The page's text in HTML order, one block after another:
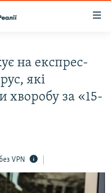
на експрес-
які
хворобу за «15-
VPN